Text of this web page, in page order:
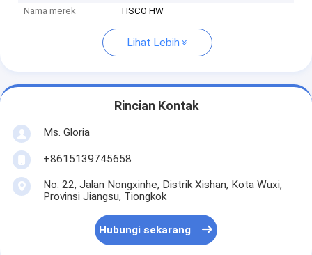
Nama merek TISCO HW
Lihat Lebih
Rincian Kontak
Ms. Gloria
+8615139745658
No. 22, Jalan Nongxinhe, Distrik Xishan, Kota Wuxi,
Provinsi Jiangsu, Tiongkok
Hubungi sekarang